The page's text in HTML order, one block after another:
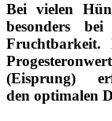
Bei vielen
besonders
Fruchtbarkeit.
(Eisprung)
den optimalen